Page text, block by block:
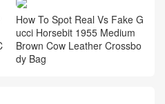
her Chain Shoulder Bag Spai
n